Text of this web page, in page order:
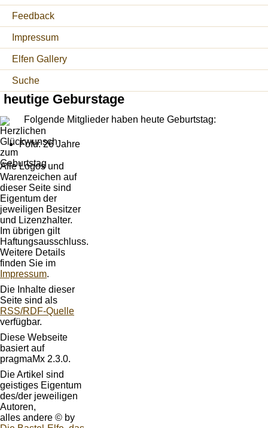
Feedback
Impressum
Elfen Gallery
Suche
heutige Geburstage
Folgende Mitglieder haben heute Geburtstag:
Fofu: 26 Jahre
Alle Logos und
Warenzeichen auf
dieser Seite sind
Eigentum der
jeweiligen Besitzer
und Lizenzhalter.
Im übrigen gilt
Haftungsausschluss.
Weitere Details
finden Sie im
Impressum.
Die Inhalte dieser
Seite sind als
RSS/RDF-Quelle
verfügbar.
Diese Webseite
basiert auf
pragmaMx 2.3.0.
Die Artikel sind
geistiges Eigentum
des/der jeweiligen
Autoren,
alles andere © by